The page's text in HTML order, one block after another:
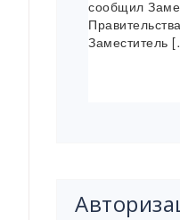
сообщил
Заместитель